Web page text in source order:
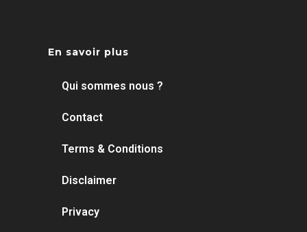
En savoir plus
Qui sommes nous ?
Contact
Terms & Conditions
Disclaimer
Privacy